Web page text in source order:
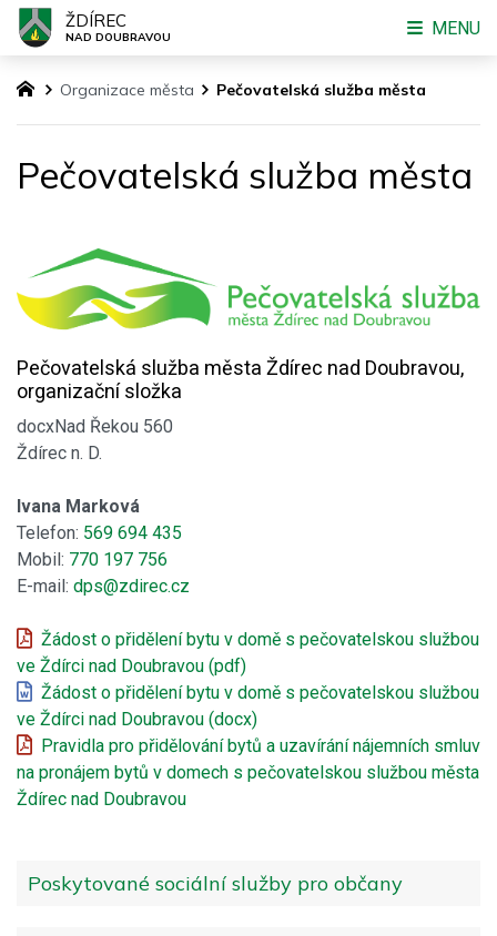
Organizace města Pečovatelská služba města
Pečovatelská služba města
Pečovatelská služba města Ždírec nad Doubravou,
organizační složka
docxNad Řekou 560
Ždírec n. D.
Ivana Marková
Telefon: 569 694 435
Mobil: 770 197 756
E-mail: dps@zdirec.cz
Žádost o přidělení bytu v domě s pečovatelskou službou
ve Ždírci nad Doubravou (pdf)
Žádost o přidělení bytu v domě s pečovatelskou službou
ve Ždírci nad Doubravou (docx)
Pravidla pro přidělování bytů a uzavírání nájemních smluv
na pronájem bytů v domech s pečovatelskou službou města
Ždírec nad Doubravou
Poskytované sociální služby pro občany
ŽDÍREC
NAD DOUBRAVOU MENU